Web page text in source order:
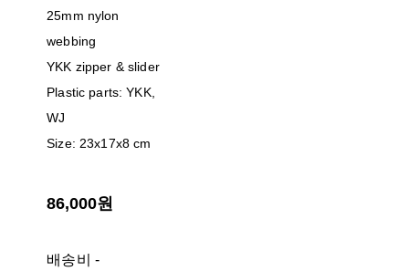
25mm nylon
webbing
YKK zipper & slider
Plastic parts: YKK,
WJ
Size: 23x17x8 cm
86,000원
배송비 -